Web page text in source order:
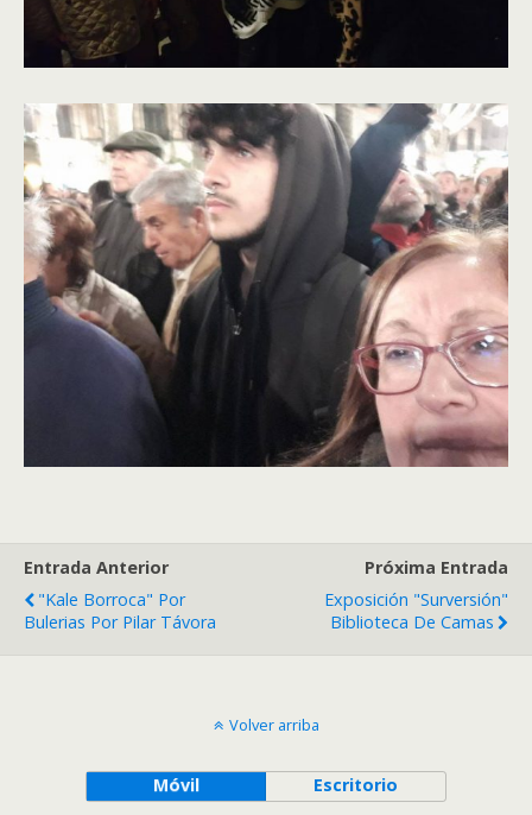
Entrada Anterior
"Kale Borroca" Por
Bulerias Por Pilar Távora
Próxima Entrada
Exposición "Surversión"
Biblioteca De Camas
Volver arriba
Móvil Escritorio